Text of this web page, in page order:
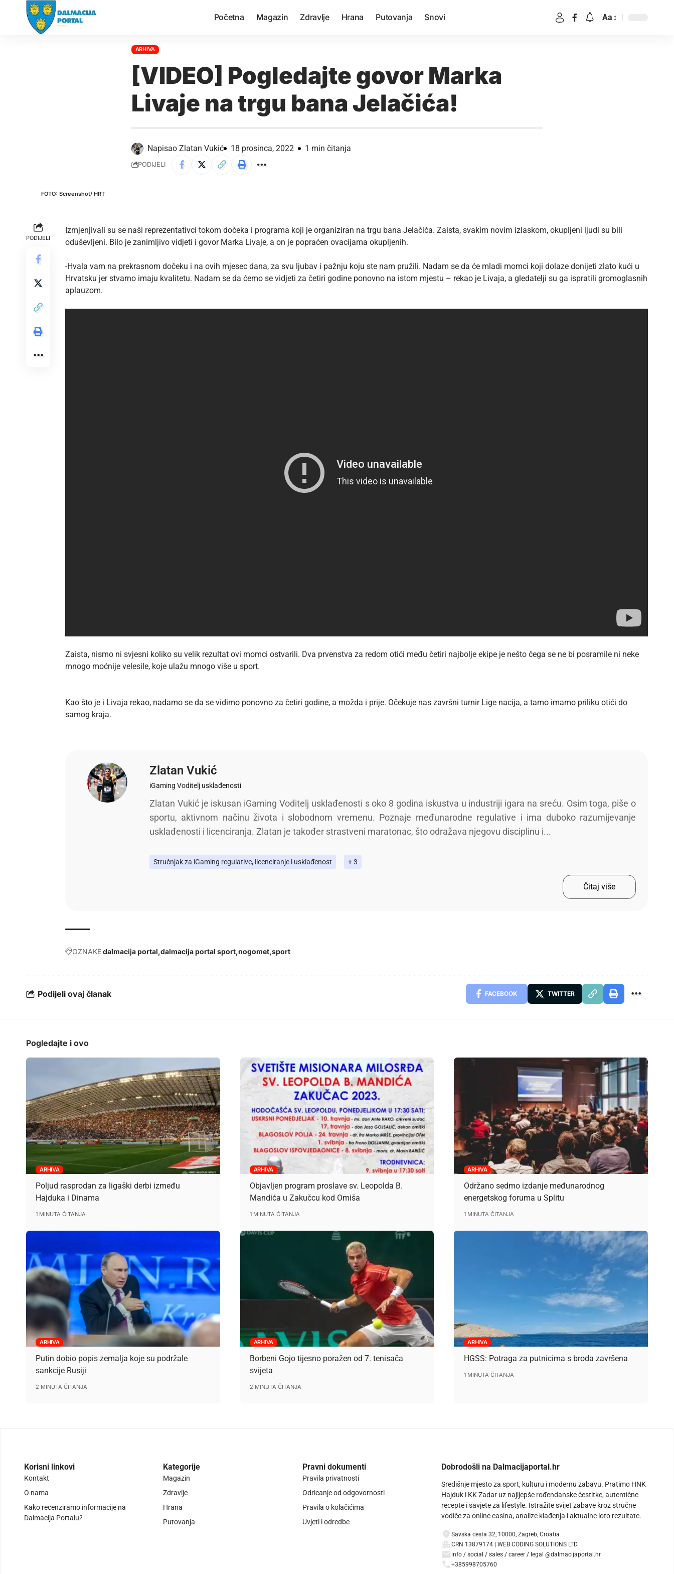
Početna Magazin Zdravlje Hrana Putovanja Snovi Aa
ARHIVA
[VIDEO] Pogledajte govor Marka
Livaje na trgu bana Jelačića!
Napisao Zlatan Vukić 18 prosinca, 2022 1 min čitanja
PODIJELI
FOTO: Screenshot/ HRT
PODIJELI
Izmjenjivali su se naši reprezentativci tokom dočeka i programa koji je organiziran na trgu bana Jelačića. Zaista, svakim novim izlaskom, okupljeni ljudi su bili
oduševljeni. Bilo je zanimljivo vidjeti i govor Marka Livaje, a on je popraćen ovacijama okupljenih.
-Hvala vam na prekrasnom dočeku i na ovih mjesec dana, za svu ljubav i pažnju koju ste nam pružili. Nadam se da će mladi momci koji dolaze donijeti zlato kući u
Hrvatsku jer stvarno imaju kvalitetu. Nadam se da ćemo se vidjeti za četiri godine ponovno na istom mjestu – rekao je Livaja, a gledatelji su ga ispratili gromoglasnih
aplauzom.
Zaista, nismo ni svjesni koliko su velik rezultat ovi momci ostvarili. Dva prvenstva za redom otići među četiri najbolje ekipe je nešto čega se ne bi posramile ni neke
mnogo moćnije velesile, koje ulažu mnogo više u sport.
Kao što je i Livaja rekao, nadamo se da se vidimo ponovno za četiri godine, a možda i prije. Očekuje nas završni turnir Lige nacija, a tamo imamo priliku otići do
samog kraja.
Zlatan Vukić
iGaming Voditelj usklađenosti
Zlatan Vukić je iskusan iGaming Voditelj usklađenosti s oko 8 godina iskustva u industriji igara na sreću. Osim toga, piše o
sportu, aktivnom načinu života i slobodnom vremenu. Poznaje međunarodne regulative i ima duboko razumijevanje
usklađenosti i licenciranja. Zlatan je također strastveni maratonac, što odražava njegovu disciplinu i...
Stručnjak za iGaming regulative, licenciranje i usklađenost + 3
Čitaj više
OZNAKEdalmacija portal dalmacija portal sport nogomet sport
Podijeli ovaj članak FACEBOOK TWITTER
Pogledajte i ovo
ARHIVA
Poljud rasprodan za ligaški derbi između
Hajduka i Dinama
1 MINUTA ČITANJA
ARHIVA
Objavljen program proslave sv. Leopolda B.
Mandića u Zakučcu kod Omiša
1 MINUTA ČITANJA
ARHIVA
Održano sedmo izdanje međunarodnog
energetskog foruma u Splitu
1 MINUTA ČITANJA
ARHIVA
Putin dobio popis zemalja koje su podržale
sankcije Rusiji
2 MINUTA ČITANJA
ARHIVA
Borbeni Gojo tijesno poražen od 7. tenisača
svijeta
2 MINUTA ČITANJA
ARHIVA
HGSS: Potraga za putnicima s broda završena
1 MINUTA ČITANJA
Korisni linkovi
Kontakt
O nama
Kako recenziramo informacije na
Dalmacija Portalu?
Kategorije
Magazin
Zdravlje
Hrana
Putovanja
Pravni dokumenti
Pravila privatnosti
Odricanje od odgovornosti
Pravila o kolačićima
Uvjeti i odredbe
Dobrodošli na Dalmacijaportal.hr
Središnje mjesto za sport, kulturu i modernu zabavu. Pratimo HNK
Hajduk i KK Zadar uz najljepše rođendanske čestitke, autentične
recepte i savjete za lifestyle. Istražite svijet zabave kroz stručne
vodiče za online casina, analize klađenja i aktualne loto rezultate.
Savska cesta 32, 10000, Zagreb, Croatia
CRN 13879174 | WEB CODING SOLUTIONS LTD
info / social / sales / career / legal @dalmacijaportal.hr
+385998705760